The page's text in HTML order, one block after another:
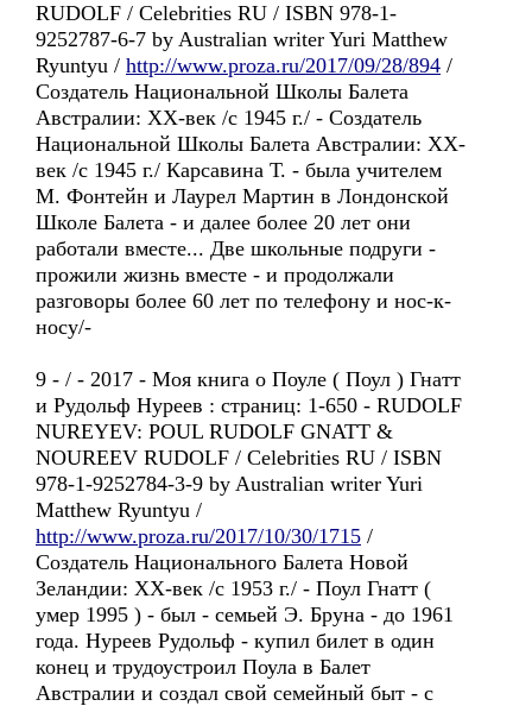
RUDOLF / Celebrities RU / ISBN 978-1-
9252787-6-7 by Australian writer Yuri Matthew
Ryuntyu / http://www.proza.ru/2017/09/28/894 /
Создатель Национальной Школы Балета
Австралии: ХХ-век /с 1945 г./ - Создатель
Национальной Школы Балета Австралии: ХХ-
век /с 1945 г./ Карсавина Т. - была учителем
М. Фонтейн и Лаурел Мартин в Лондонской
Школе Балета - и далее более 20 лет они
работали вместе... Две школьные подруги -
прожили жизнь вместе - и продолжали
разговоры более 60 лет по телефону и нос-к-
носу/-
9 - / - 2017 - Моя книга о Поуле ( Поул ) Гнатт
и Рудольф Нуреев : страниц: 1-650 - RUDOLF
NUREYEV: POUL RUDOLF GNATT &
NOUREEV RUDOLF / Celebrities RU / ISBN
978-1-9252784-3-9 by Australian writer Yuri
Matthew Ryuntyu /
http://www.proza.ru/2017/10/30/1715 /
Создатель Национального Балета Новой
Зеландии: ХХ-век /с 1953 г./ - Поул Гнатт (
умер 1995 ) - был - семьей Э. Бруна - до 1961
года. Нуреев Рудольф - купил билет в один
конец и трудоустроил Поула в Балет
Австралии и создал свой семейный быт - с